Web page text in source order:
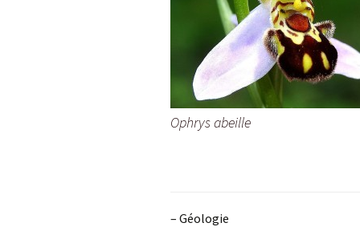
Ophrys abeille
– Géologie